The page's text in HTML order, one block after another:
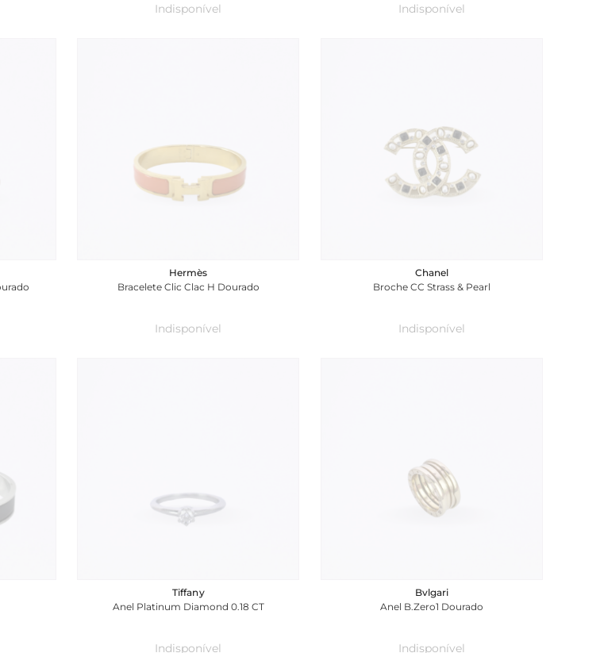
Indisponível Indisponível
Hermès
Bracelete Clic Clac H Dourado
Indisponível
Chanel
Broche CC Strass & Pearl
Indisponível
Tiffany
Anel Platinum Diamond 0.18 CT
Indisponível
Bvlgari
Anel B.Zero1 Dourado
Indisponível